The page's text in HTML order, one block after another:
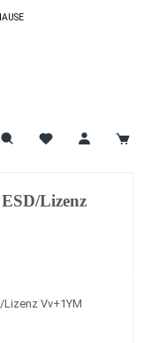
Lizenz